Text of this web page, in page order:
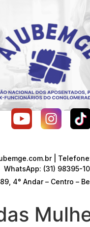
|
WhatsApp: (31) 98395-
4° Andar – Centro –